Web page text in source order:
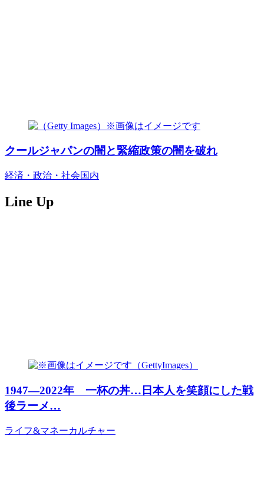
クールジャパンの闇と緊縮政策の闇を破れ
経済・政治・社会国内
Line Up
1947―2022年 一杯の丼…日本人を笑顔にした戦
後ラーメ…
ライフ&マネーカルチャー